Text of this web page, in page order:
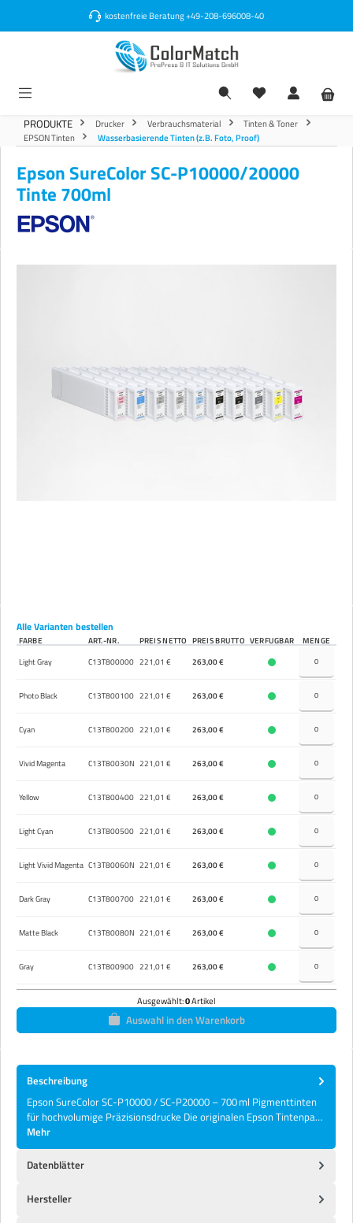
kostenfreie Beratung+49-208-696008-40
PRODUKTE Drucker Verbrauchsmaterial
Tinten & Toner
EPSON Tinten
Wasserbasierende Tinten (z.B. Foto, Proof)
Epson SureColor SC-P10000/20000
Tinte 700ml
Alle Varianten bestellen
FARBE ART.-NR. PREIS NETTO PREIS BRUTTO VERFÜGBAR
MENGE
Light Gray
C13T800000 221,01 € 263,00 €
Photo Black C13T800100 221,01 € 263,00 €
Cyan C13T800200 221,01 € 263,00 €
Vivid Magenta C13T80030N 221,01 € 263,00 €
Yellow C13T800400 221,01 € 263,00 €
Light Cyan C13T800500 221,01 € 263,00 €
Light Vivid Magenta C13T80060N 221,01 € 263,00 €
Dark Gray C13T800700 221,01 € 263,00 €
Matte Black C13T80080N 221,01 € 263,00 €
Gray C13T800900 221,01 € 263,00 €
Ausgewählt:0Artikel
Auswahl in den Warenkorb
Beschreibung
Epson SureColor SC-P10000 / SC-P20000 – 700 ml Pigmenttinten
für hochvolumige Präzisionsdrucke Die originalen Epson Tintenpa…
Mehr
Datenblätter
Hersteller